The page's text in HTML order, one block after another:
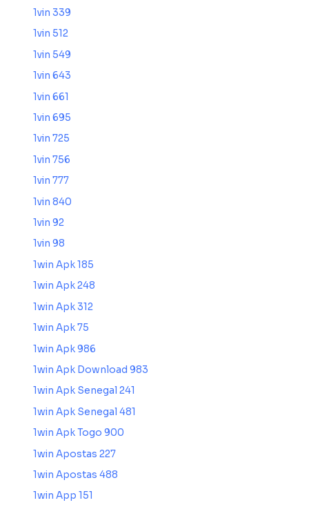
1vin 339
1vin 512
1vin 549
1vin 643
1vin 661
1vin 695
1vin 725
1vin 756
1vin 777
1vin 840
1vin 92
1vin 98
1win Apk 185
1win Apk 248
1win Apk 312
1win Apk 75
1win Apk 986
1win Apk Download 983
1win Apk Senegal 241
1win Apk Senegal 481
1win Apk Togo 900
1win Apostas 227
1win Apostas 488
1win App 151